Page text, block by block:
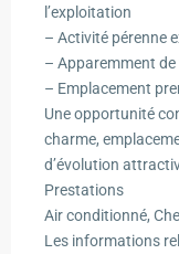
l’exploitation
– Activité pérenne
– Apparemment
– Emplacement
Une opportunité
charme,
d’évolution
Prestations
Air conditionné,
Les informations